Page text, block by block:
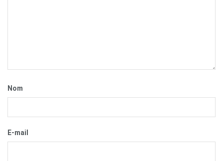
Nom
E-mail